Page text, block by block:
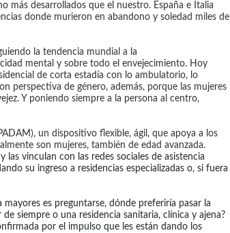
más desarrollados que el nuestro. España e Italia
donde murieron en abandono y soledad miles de
la tendencia mundial a la
mental y sobre todo el envejecimiento. Hoy
de corta estadía con lo ambulatorio, lo
perspectiva de género, además, porque las mujeres
Y poniendo siempre a la persona al centro,
un dispositivo flexible, ágil, que apoya a los
son mujeres, también de edad avanzada.
vinculan con las redes sociales de asistencia
su ingreso a residencias especializadas o, si fuera
es preguntarse, dónde preferiría pasar la
siempre o una residencia sanitaria, clínica y ajena?
por el impulso que les están dando los